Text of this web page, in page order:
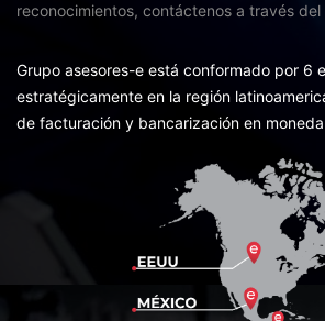
reconocimientos, contáctenos a través del
Grupo asesores-e está conformado por 6
estratégicamente en la región
de facturación y bancarización en